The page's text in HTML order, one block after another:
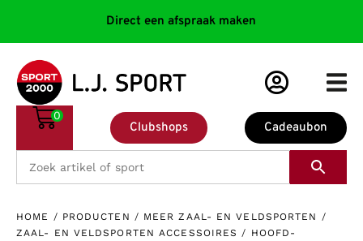
Direct een afspraak maken
Cadeaubon
Clubshops
0
HOME / PRODUCTEN / MEER ZAAL- EN VELDSPORTEN /
ZAAL- EN VELDSPORTEN ACCESSOIRES / HOOFD-